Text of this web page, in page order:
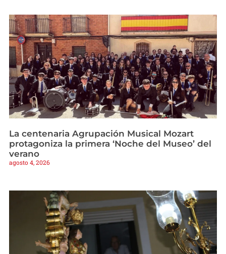
La centenaria Agrupación Musical Mozart
protagoniza la primera ‘Noche del Museo’ del
verano
agosto 4, 2026